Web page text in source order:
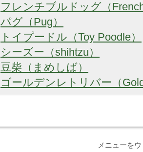
フレンチブルドッグ（
パグ（Pug）
トイプードル（Toy Poodle）
シーズー（shihtzu）
豆柴（まめしば）
ゴールデンレトリバー（
メニューをウ